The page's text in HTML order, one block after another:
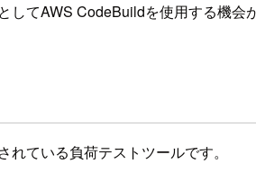
してAWS CodeBuildを使用する機会
ている負荷テストツールです。